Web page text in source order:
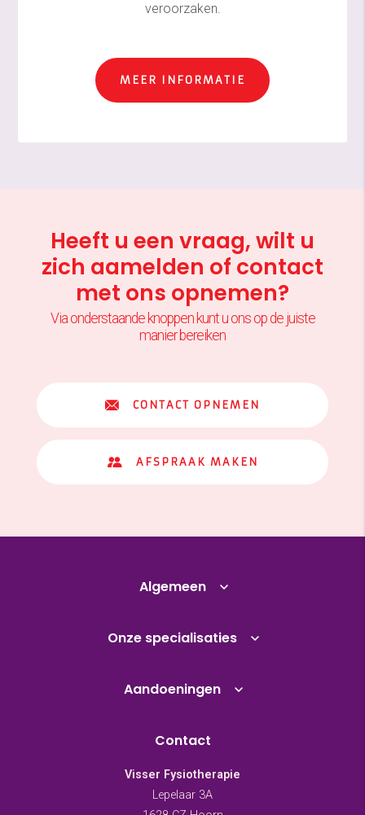
veroorzaken.
MEER INFORMATIE
Heeft u een vraag, wilt u
zich aamelden of contact
met ons opnemen?
Via onderstaande knoppen kunt u ons op de juiste
manier bereiken
CONTACT OPNEMEN
AFSPRAAK MAKEN
Algemeen
Onze specialisaties
Aandoeningen
Contact
Visser Fysiotherapie
Lepelaar 3A